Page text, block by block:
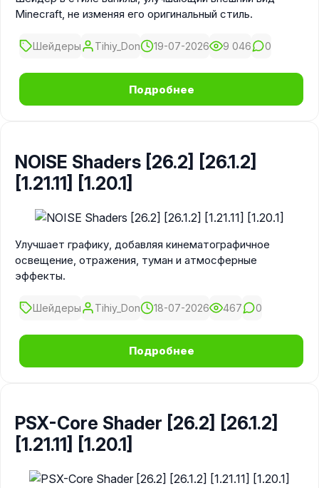
Minecraft, не изменяя его оригинальный стиль.
Шейдеры Tihiy_Don 19-07-2026 9 046 0
Подробнее
NOISE Shaders [26.2] [26.1.2]
[1.21.11] [1.20.1]
Улучшает графику, добавляя кинематографичное
освещение, отражения, туман и атмосферные
эффекты.
Шейдеры Tihiy_Don 18-07-2026 467 0
Подробнее
PSX-Core Shader [26.2] [26.1.2]
[1.21.11] [1.20.1]